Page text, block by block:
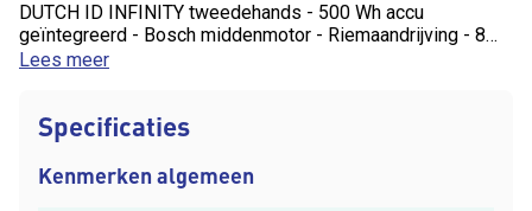
DUTCH ID INFINITY tweedehands - 500 Wh accu
geïntegreerd - Bosch middenmotor - Riemaandrijving - 8
Alfine shimano versnellingen - 10740 km totaal
Lees meer
Specificaties
Kenmerken algemeen